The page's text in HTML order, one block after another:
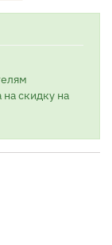
скидку на